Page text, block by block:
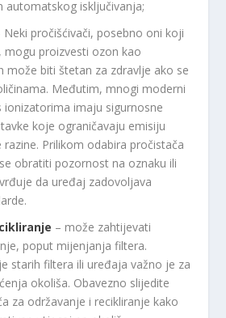
automatskog isključivanja;
Neki pročišćivači, posebno oni koji
mogu proizvesti ozon kao
može biti štetan za zdravlje ako se
Međutim, mnogi moderni
ionizatorima imaju sigurnosne
koje ograničavaju emisiju
razine. Prilikom odabira pročistača
obratiti pozornost na oznaku ili
da uređaj zadovoljava
– može zahtijevati
poput mijenjanja filtera.
starih filtera ili uređaja važno je za
okoliša. Obavezno slijedite
za održavanje i recikliranje kako